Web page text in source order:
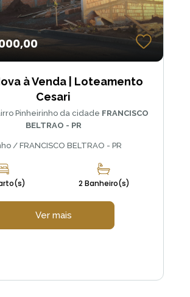
à Venda | Loteamento
Cesari
Pinheirinho da cidade FRANCISCO
BELTRAO - PR
/ FRANCISCO BELTRAO - PR
2 Banheiro(s)
Ver mais